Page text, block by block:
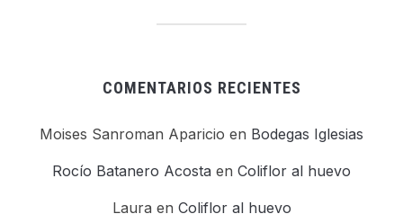
COMENTARIOS RECIENTES
Moises Sanroman Aparicio en Bodegas Iglesias
Rocío Batanero Acosta en Coliflor al huevo
Laura en Coliflor al huevo